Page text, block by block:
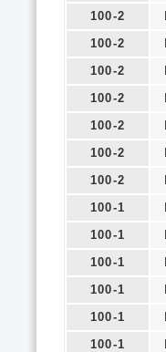
100-2
100-2
100-2
100-2
100-2
100-2
100-2
100-1
100-1
100-1
100-1
100-1
100-1